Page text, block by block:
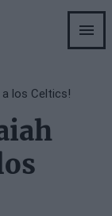
a los Celtics!